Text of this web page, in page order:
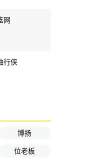
网
行侠
博扬
位老板